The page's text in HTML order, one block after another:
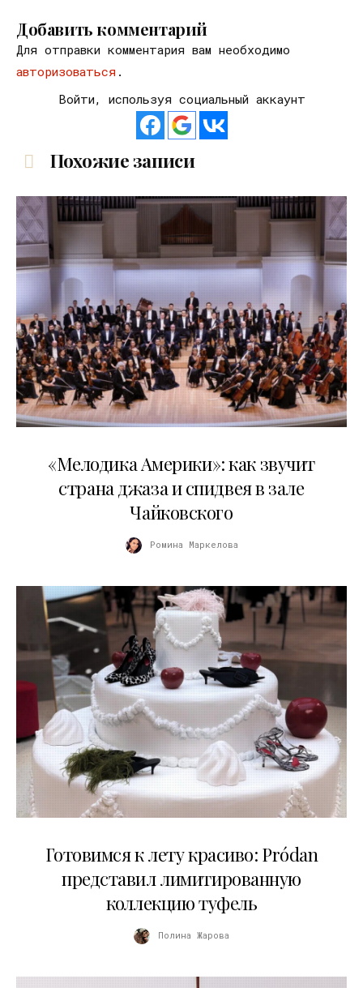
Добавить комментарий
Для отправки комментария вам необходимо
авторизоваться .
Войти, используя социальный аккаунт
Похожие записи
«Мелодика Америки»: как звучит
страна джаза и спидвея в зале
Чайковского
Ромина Маркелова
Готовимся к лету красиво: Pródan
представил лимитированную
коллекцию туфель
Полина Жарова